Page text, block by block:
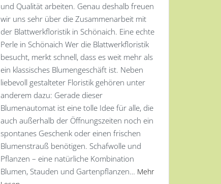
und Qualität arbeiten. Genau deshalb freuen
wir uns sehr über die Zusammenarbeit mit
der Blattwerkfloristik in Schönaich. Eine echte
Perle in Schönaich Wer die Blattwerkfloristik
besucht, merkt schnell, dass es weit mehr als
ein klassisches Blumengeschäft ist. Neben
liebevoll gestalteter Floristik gehören unter
anderem dazu: Gerade dieser
Blumenautomat ist eine tolle Idee für alle, die
auch außerhalb der Öffnungszeiten noch ein
spontanes Geschenk oder einen frischen
Blumenstrauß benötigen. Schafwolle und
Pflanzen – eine natürliche Kombination
Blumen, Stauden und Gartenpflanzen… Mehr